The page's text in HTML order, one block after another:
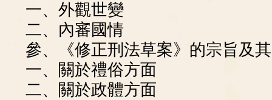
一、外觀世變
二、內審國情
參、《修正刑法草案》的宗旨及
一、關於禮俗方面
二、關於政體方面